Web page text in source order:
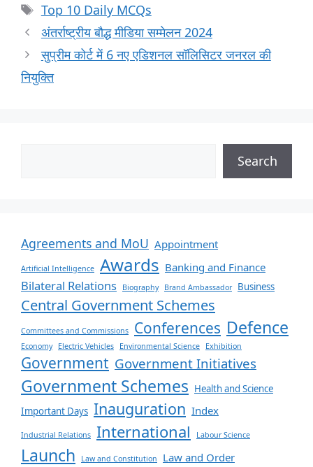
Top 10 Daily MCQs
अंतर्राष्ट्रीय बौद्ध मीडिया सम्मेलन 2024
सुप्रीम कोर्ट में 6 नए एडिशनल सॉलिसिटर जनरल की
नियुक्ति
Search
Agreements and MoU Appointment
Artificial Intelligence Awards Banking and Finance
Bilateral Relations Biography Brand Ambassador Business
Central Government Schemes
Committees and Commissions Conferences Defence
Economy Electric Vehicles Environmental Science Exhibition
Government Government Initiatives
Government Schemes Health and Science
Important Days Inauguration Index
Industrial Relations International Labour Science
Launch Law and Constitution Law and Order